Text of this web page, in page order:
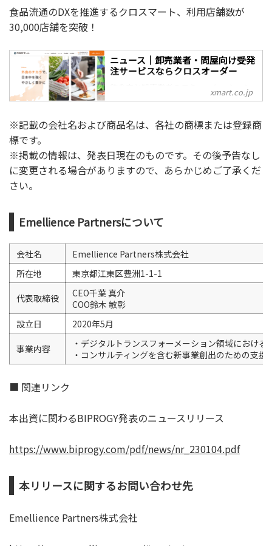
注サービス「クロスオーダー 」を展開す
るクロスマート株式会社。FAX注文を減ら
活動ができる「クロスオーダー販促」、
紙の請求書をデジタル化する「クロスオ
ーダー請求書」を展開しています。
食品流通のDXを推進するクロスマート、利用店舗数が
30,000店舗を突破！
ニュース｜卸売業者・問屋向け受発
注サービスならクロスオーダー
飲食店と卸売業者のコミュニケーション
を一元管理するプラットフォーム・受発
るクロスマート株式会社のニュース記
事。
xmart.co.jp
※記載の会社名および商品名は、各社の商標または登録商
標です。
※掲載の情報は、発表日現在のものです。その後予告なし
に変更される場合がありますので、あらかじめご了承くだ
さい。
Emellience Partnersについて
会社名
Emellience Partners株式会社
所在地
東京都江東区豊洲1-1-1
代表取締役
CEO千葉 真介
COO鈴木 敏彰
設立日
2020年5月
事業内容
・デジタルトランスフォーメーション領域における
・コンサルティングを含む新事業創出のための支援
■ 関連リンク
本出資に関わるBIPROGY発表のニュースリリース
https://www.biprogy.com/pdf/news/nr_230104.pdf
本リリースに関するお問い合わせ先
Emellience Partners株式会社